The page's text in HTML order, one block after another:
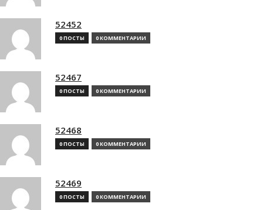
52452
0 ПОСТЫ 0 КОММЕНТАРИИ
52467
0 ПОСТЫ 0 КОММЕНТАРИИ
52468
0 ПОСТЫ 0 КОММЕНТАРИИ
52469
0 ПОСТЫ 0 КОММЕНТАРИИ